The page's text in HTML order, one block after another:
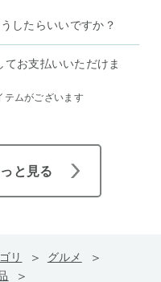
したらいいですか？
お支払いいただけま
ムがございます
と見る
リ
グルメ